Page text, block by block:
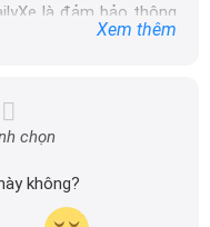
là đảm bảo thông
thường
Xem thêm
chọn
không?